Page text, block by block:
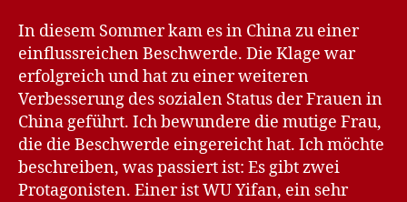
In diesem Sommer kam es in China zu einer
einflussreichen Beschwerde. Die Klage war
erfolgreich und hat zu einer weiteren
Verbesserung des sozialen Status der Frauen in
China geführt. Ich bewundere die mutige Frau,
die die Beschwerde eingereicht hat. Ich möchte
beschreiben, was passiert ist: Es gibt zwei
Protagonisten. Einer ist WU Yifan, ein sehr